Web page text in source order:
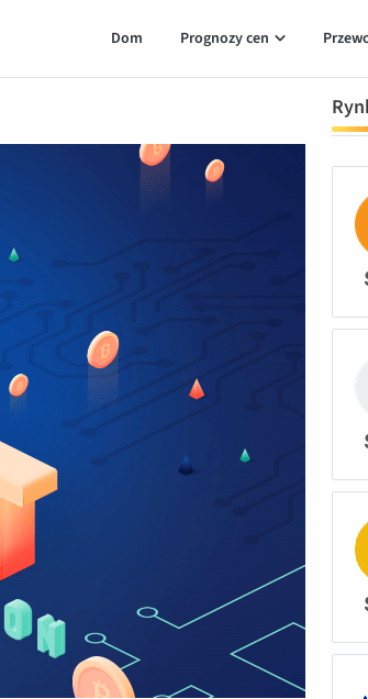
Dom Prognozy cen